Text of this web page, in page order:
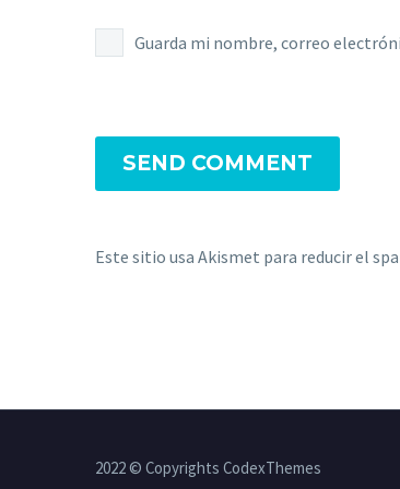
Guarda mi nombre, correo
SEND COMMENT
Este sitio usa Akismet para reducir el
2022 © Copyrights CodexThemes